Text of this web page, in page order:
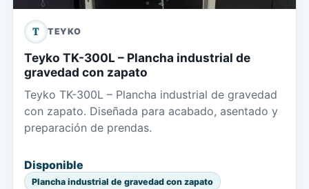
T TEYKO
Teyko TK-300L – Plancha industrial de
gravedad con zapato
Teyko TK-300L – Plancha industrial de gravedad
con zapato. Diseñada para acabado, asentado y
preparación de prendas.
Disponible
Plancha industrial de gravedad con zapato